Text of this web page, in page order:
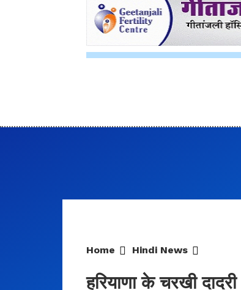
Home Hindi News
हरियाणा के चरखी